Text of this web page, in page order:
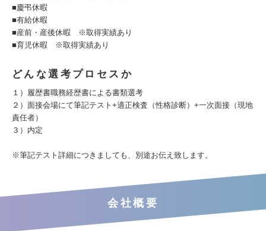
■慶弔休暇
■有給休暇
■産前・産後休暇 ※取得実績あり
■育児休暇 ※取得実績あり
どんな選考プロセスか
１）履歴書職務経歴書による書類選考
２）面接会場にて筆記テスト+適正検査（性格診断）+一次面接（現地
責任者）
３）内定
※筆記テスト詳細につきましても、別途お伝え致します。
会社概要